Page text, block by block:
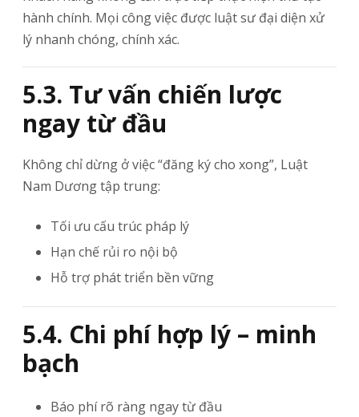
hành chính. Mọi công việc được luật sư đại diện xử
lý nhanh chóng, chính xác.
5.3. Tư vấn chiến lược
ngay từ đầu
Không chỉ dừng ở việc “đăng ký cho xong”, Luật
Nam Dương tập trung:
Tối ưu cấu trúc pháp lý
Hạn chế rủi ro nội bộ
Hỗ trợ phát triển bền vững
5.4. Chi phí hợp lý – minh
bạch
Báo phí rõ ràng ngay từ đầu